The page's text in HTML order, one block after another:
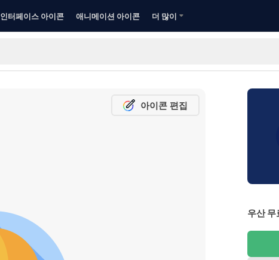
인터페이스 아이콘 애니메이션 아이콘 더 많이
아이콘 편집
우산 무